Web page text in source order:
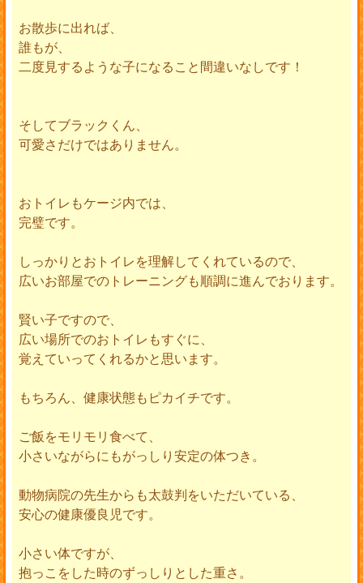
お散歩に出れば、
誰もが、
二度見するような子になること間違いなしです！
そしてブラックくん、
可愛さだけではありません。
おトイレもケージ内では、
完璧です。
しっかりとおトイレを理解してくれているので、
広いお部屋でのトレーニングも順調に進んでおります。
賢い子ですので、
広い場所でのおトイレもすぐに、
覚えていってくれるかと思います。
もちろん、健康状態もピカイチです。
ご飯をモリモリ食べて、
小さいながらにもがっしり安定の体つき。
動物病院の先生からも太鼓判をいただいている、
安心の健康優良児です。
小さい体ですが、
抱っこをした時のずっしりとした重さ。